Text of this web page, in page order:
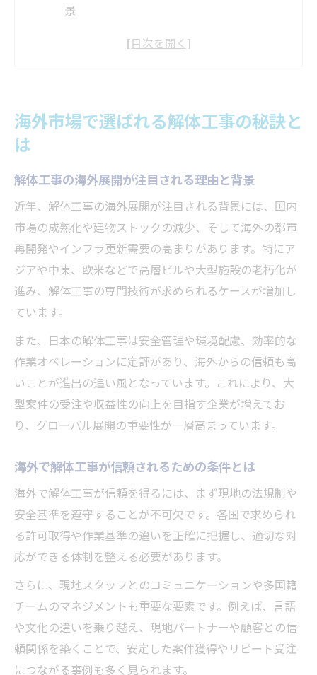
景
海外で解体工事が信頼されるための条件と
解体工事海外進出で避けたい失敗パターン
グローバルで解体工事が儲かる理由を解説
解体工事が海外で高収益となる仕組みとは
海外案件の解体工事で利益率が上がる要因
分析
グローバル解体市場の成長性と事業機会
収益性アップに繋がる解体工事の海外需要
解体工事海外進出に必要なノウハウ徹底解明
海外進出に不可欠な解体工事の基礎知識と
は
現地法規制対応で重要な解体工事ポイント
海外解体工事で役立つ現場マネジメント手
解体工事の海外展開で注意すべき文化の違
い
グローバル人材活用で進める解体工事戦略
収益性を高める解体工事海外戦略の全貌
海外案件で利益率を伸ばす解体工事の方法
グローバル市場で勝つための解体工事施策
解体工事海外プロジェクトの収益分析手法
競争激化時代の解体工事海外差別化策とは
海外市場で選ばれる解体工事の秘訣と
は
解体工事の海外展開が注目される理由と背景
近年、解体工事の海外展開が注目される背景には、国内
市場の成熟化や建物ストックの減少、そして海外の都市
再開発やインフラ更新需要の高まりがあります。特にア
ジアや中東、欧米などで高層ビルや大型施設の老朽化が
進み、解体工事の専門技術が求められるケースが増加し
ています。
また、日本の解体工事は安全管理や環境配慮、効率的な
作業オペレーションに定評があり、海外からの信頼も高
いことが進出の追い風となっています。これにより、大
型案件の受注や収益性の向上を目指す企業が増えてお
り、グローバル展開の重要性が一層高まっています。
海外で解体工事が信頼されるための条件とは
海外で解体工事が信頼を得るには、まず現地の法規制や
安全基準を遵守することが不可欠です。各国で求められ
る許可取得や作業基準の違いを正確に把握し、適切な対
応ができる体制を整える必要があります。
さらに、現地スタッフとのコミュニケーションや多国籍
チームのマネジメントも重要な要素です。例えば、言語
や文化の違いを乗り越え、現地パートナーや顧客との信
頼関係を築くことで、安定した案件獲得やリピート受注
につながる事例も多く見られます。